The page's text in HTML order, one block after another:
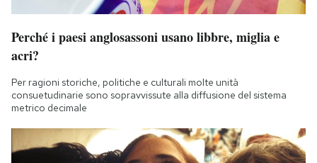
Perché i paesi anglosassoni usano libbre, miglia e
acri?
Per ragioni storiche, politiche e culturali molte unità
consuetudinarie sono sopravvissute alla diffusione del sistema
metrico decimale